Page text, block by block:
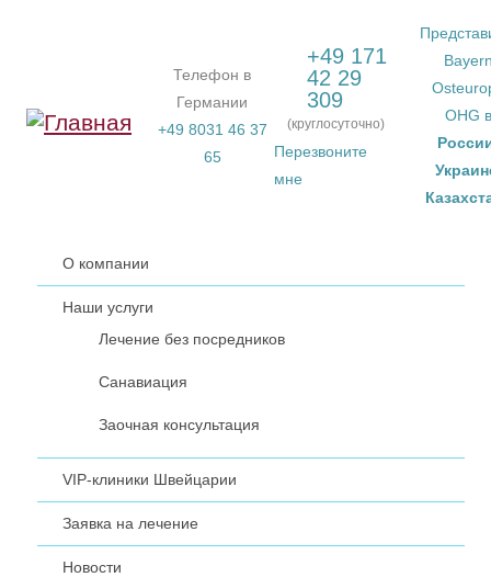
Телефон в
Германии
+49 8031 46 37
65
+49 171
42 29
309
(круглосуточно)
Перезвоните
мне
OHG в
О компании
Наши услуги
Лечение без посредников
Санавиация
Заочная консультация
VIP-клиники Швейцарии
Заявка на лечение
Новости